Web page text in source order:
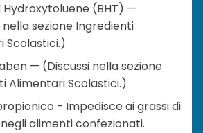
(BHT) —
nella sezione Ingredienti
Scolastici.)
— (Discussi nella sezione
Alimentari Scolastici.)
- Impedisce ai grassi di
alimenti confezionati.